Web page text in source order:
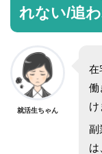
れない/追
就活生ちゃん
在
働
け
副
は